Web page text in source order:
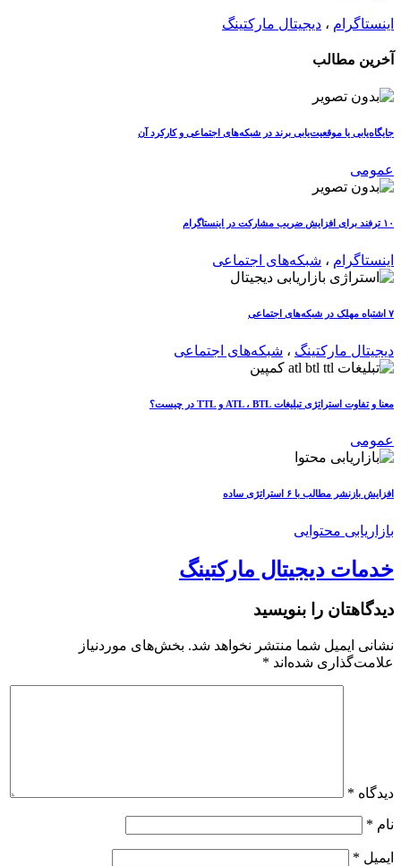
اینستاگرام ، دیجیتال مارکتینگ
آخرین مطالب
جایگاه‌یابی یا موقعیت‌یابی برند در شبکه‌های اجتماعی و کارکرد آن
عمومی
۱۰ ترفند برای افزایش ضریب مشارکت در اینستاگرام
اینستاگرام ، شبکه‌های اجتماعی
۷ اشتباه مهلک در شبکه‌های اجتماعی
دیجیتال مارکتینگ ، شبکه‌های اجتماعی
معنا و تفاوت استراتژی تبلیغات ATL ، BTL و TTL در چیست؟
عمومی
افزایش بازنشر مطالب با ۶ استراتژی ساده
بازاریابی محتوایی
خدمات دیجیتال مارکتینگ
دیدگاهتان را بنویسید
نشانی ایمیل شما منتشر نخواهد شد. بخش‌های موردنیاز
علامت‌گذاری شده‌اند *
دیدگاه *
نام *
ایمیل *